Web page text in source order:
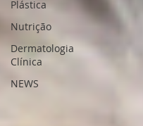
Plástica
Nutrição
Dermatologia
Clínica
NEWS